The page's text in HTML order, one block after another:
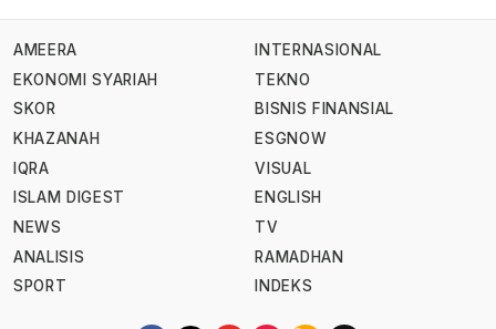
AMEERA
EKONOMI SYARIAH
SKOR
KHAZANAH
IQRA
ISLAM DIGEST
NEWS
ANALISIS
SPORT
INTERNASIONAL
TEKNO
BISNIS FINANSIAL
ESGNOW
VISUAL
ENGLISH
TV
RAMADHAN
INDEKS